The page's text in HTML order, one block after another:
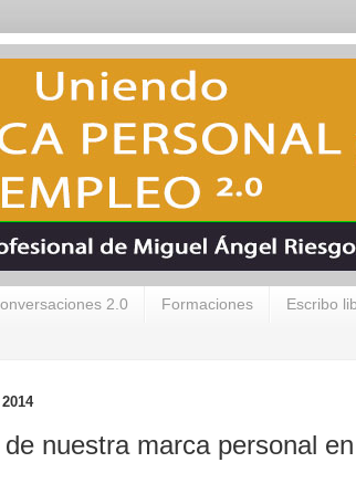
2.0 Formaciones Escribo
nuestra marca personal